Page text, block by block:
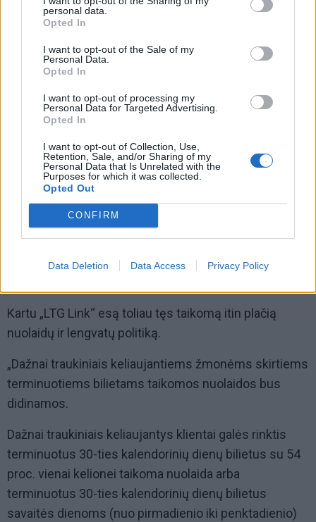
personal data.
Opted In
I want to opt-out of the Sale of my
Personal Data.
Opted In
I want to opt-out of processing my
Personal Data for Targeted Advertising.
Opted In
I want to opt-out of Collection, Use,
Retention, Sale, and/or Sharing of my
Personal Data that Is Unrelated with the
Purposes for which it was collected.
Opted Out
CONFIRM
Data Deletion Data Access Privacy Policy
kiekvienoje maršruto atkarpoje pasireikš skirtingai.
traukinio bilieto kaina daugiausia gali padidėti iki 2,30
Kartu „LTG Link“ esą toliau tęs taikomą itin plačią
nuolaidų ir lengvatų politiką.
„Dažnai traukiniais keliaujantiems žmonėms skirtiems
terminuotiems bilietams taikomos nuolaidos bus
didinamos.
Dažnai traukiniais keliaujantys klientai galės rinktis
terminuotus 30-ties kalendorinių dienų bilietus su 54
proc. vienai kelionei taikoma nuolaida arba
terminuotus 30-ties kalendorinių dienų bilietus
savaitės dienoms (nuo pirmadienio iki penktadienio)